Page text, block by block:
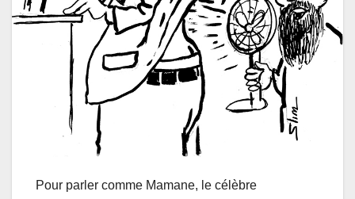
Pour parler comme Mamane, le célèbre